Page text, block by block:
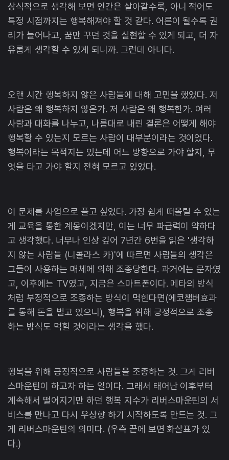
상식적으로 생각해 보면 인간은 살아갈수록, 아니 적어도
특정 시점까지는 행복해져야 할 것 같다. 어른이 될수록 권
리가 늘어나고, 꿈만 꾸던 것을 실현할 수 있게 되고, 더 자
유롭게 생각할 수 있게 되니까. 그런데 아니다.
오랜 시간 행복하지 않은 사람들에 대해 고민을 했었다. 저
사람은 왜 행복하지 않은가. 저 사람은 왜 행복한가. 여러
사람과 대화를 나누고, 나름대로 내린 결론은 어떻게 해야
행복할 수 있는지 모르는 사람이 대부분이라는 것이었다.
행복이라는 목적지는 있는데 어느 방향으로 가야 할지, 무
엇을 타고 가야 할지 전혀 모르고 있었다.
이 문제를 사업으로 풀고 싶었다. 가장 쉽게 떠올릴 수 있는
게 교육을 통한 계몽이겠지만, 이는 너무 파급력이 약하다
고 생각했다. 너무나 인상 깊어 7년간 6번을 읽은 '생각하
지 않는 사람들 (니콜라스 카)'에 따르면 사람들의 생각은
그들이 사용하는 매체에 의해 조종당한다. 과거에는 문자였
고, 이후에는 TV였고, 지금은 스마트폰이다. 메타의 방식
처럼 부정적으로 조종하는 방식이 먹힌다면(에코챔버효과
를 통해 돈을 벌고 있으니), 행복을 위해 긍정적으로 조종
하는 방식도 먹힐 것이라는 생각을 했다.
행복을 위해 긍정적으로 사람들을 조종하는 것. 그게 리버
스마운틴이 하고자 하는 일이다. 그래서 태어난 이후부터
계속해서 떨어지기만 하던 행복 지수가 리버스마운틴의 서
비스를 만나고 다시 우상향 하기 시작하도록 만드는 것. 그
게 리버스마운틴의 의미다. (우측 끝에 보면 화살표가 있
다.)